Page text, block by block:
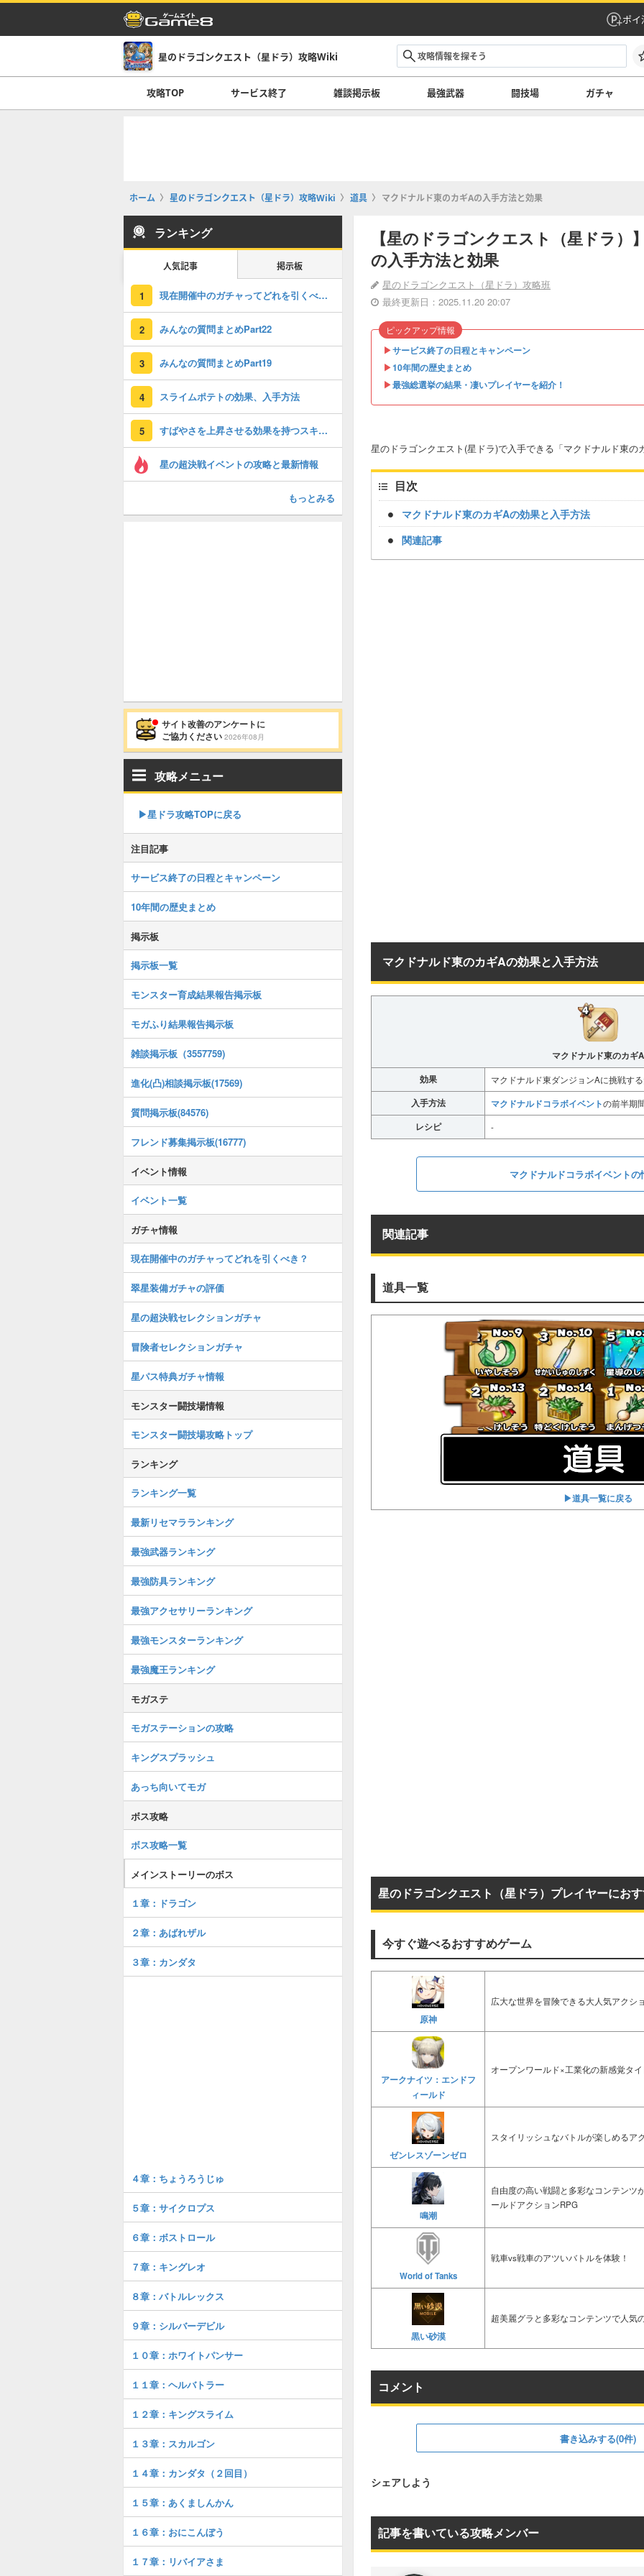
ポイ
星のドラゴンクエスト（星ドラ）攻略Wiki
攻略TOP サービス終了 雑談掲示板 最強武器 闘技場 ガチャ
ホーム 星のドラゴンクエスト（星ドラ）攻略Wiki 道具 マクドナルド東のカギAの入手方法と効果
【星のドラゴンクエスト（星ドラ
の入手方法と効果
星のドラゴンクエスト（星ドラ）攻略班
最終更新日：2025.11.20 20:07
▶︎サービス終了の日程とキャンペーン
▶︎10年間の歴史まとめ
▶︎最強総選挙の結果・凄いプレイヤーを紹介！
ピックアップ情報
星のドラゴンクエスト(星ドラ)で入手できる「マクドナルド東の
目次
マクドナルド東のカギAの効果と入手方法
関連記事
マクドナルド東のカギAの効果と入手方法
マクドナルド東のカギA
効果
マクドナルド東ダンジョンAに挑戦す
入手方法 マクドナルドコラボイベントの前半期
レシピ -
マクドナルドコラボイベントの
関連記事
道具一覧
▶︎道具一覧に戻る
星のドラゴンクエスト（星ドラ）プレイヤーにおす
今すぐ遊べるおすすめゲーム
原神
広大な世界を冒険できる大人気アクシ
アークナイツ：エンドフ
ィールド
オープンワールド×工業化の新感覚タイ
ゼンレスゾーンゼロ
スタイリッシュなバトルが楽しめるア
鳴潮
自由度の高い戦闘と多彩なコンテンツ
ールドアクションRPG
World of Tanks
戦車vs戦車のアツいバトルを体験！
黒い砂漠
超美麗グラと多彩なコンテンツで人気
コメント
書き込みする(0件)
シェアしよう
記事を書いている攻略メンバー
ランキング
人気記事 掲示板
1 現在開催中のガチャってどれを引くべき？｜ガチャ情報一覧
2 みんなの質問まとめPart22
3 みんなの質問まとめPart19
4 スライムポテトの効果、入手方法
5 すばやさを上昇させる効果を持つスキル一覧
星の超決戦イベントの攻略と最新情報
もっとみる
サイト改善のアンケートに
ご協力ください 2026年08月
攻略メニュー
▶︎星ドラ攻略TOPに戻る
注目記事
サービス終了の日程とキャンペーン
10年間の歴史まとめ
掲示板
掲示板一覧
モンスター育成結果報告掲示板
モガふり結果報告掲示板
雑談掲示板（3557759)
進化(凸)相談掲示板(17569)
質問掲示板(84576)
フレンド募集掲示板(16777)
イベント情報
イベント一覧
ガチャ情報
現在開催中のガチャってどれを引くべき？
翠星装備ガチャの評価
星の超決戦セレクションガチャ
冒険者セレクションガチャ
星パス特典ガチャ情報
モンスター闘技場情報
モンスター闘技場攻略トップ
ランキング
ランキング一覧
最新リセマラランキング
最強武器ランキング
最強防具ランキング
最強アクセサリーランキング
最強モンスターランキング
最強魔王ランキング
モガステ
モガステーションの攻略
キングスプラッシュ
あっち向いてモガ
ボス攻略
ボス攻略一覧
メインストーリーのボス
１章：ドラゴン
２章：あばれザル
３章：カンダタ
４章：ちょうろうじゅ
５章：サイクロプス
６章：ボストロール
７章：キングレオ
８章：バトルレックス
９章：シルバーデビル
１０章：ホワイトパンサー
１１章：ヘルバトラー
１２章：キングスライム
１３章：スカルゴン
１４章：カンダタ（２回目）
１５章：あくましんかん
１６章：おにこんぼう
１７章：リバイアさま